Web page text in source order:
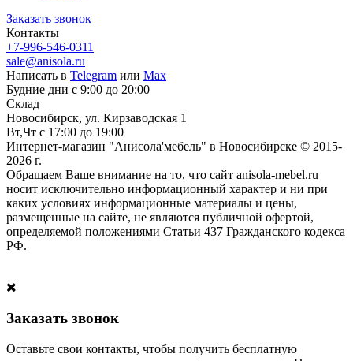
Заказать звонок
Контакты
+7-996-546-0311
sale@anisola.ru
Написать в Telegram или Max
Будние дни с 9:00 до 20:00
Склад
Новосибирск, ул. Кирзаводская 1
Вт,Чт с 17:00 до 19:00
Интернет-магазин "Анисола'мебель" в Новосибирске © 2015-
2026 г.
Обращаем Ваше внимание на то, что сайт anisola-mebel.ru
носит исключительно информационный характер и ни при
каких условиях информационные материалы и цены,
размещенные на сайте, не являются публичной офертой,
определяемой положениями Статьи 437 Гражданского кодекса
РФ.
Заказать звонок
Оставьте свои контакты, чтобы получить бесплатную